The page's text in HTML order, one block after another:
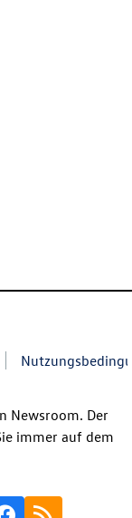
Newsroom. Der
immer auf dem